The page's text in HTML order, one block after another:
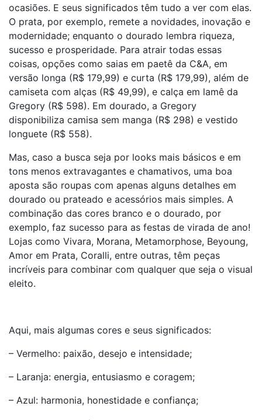
ocasiões. E seus significados têm tudo a ver com elas.
O prata, por exemplo, remete a novidades, inovação e
modernidade; enquanto o dourado lembra riqueza,
sucesso e prosperidade. Para atrair todas essas
coisas, opções como saias em paetê da C&A, em
versão longa (R$ 179,99) e curta (R$ 179,99), além de
camiseta com alças (R$ 49,99), e calça em lamê da
Gregory (R$ 598). Em dourado, a Gregory
disponibiliza camisa sem manga (R$ 298) e vestido
longuete (R$ 558).
Mas, caso a busca seja por looks mais básicos e em
tons menos extravagantes e chamativos, uma boa
aposta são roupas com apenas alguns detalhes em
dourado ou prateado e acessórios mais simples. A
combinação das cores branco e o dourado, por
exemplo, faz sucesso para as festas de virada de ano!
Lojas como Vivara, Morana, Metamorphose, Beyoung,
Amor em Prata, Coralli, entre outras, têm peças
incríveis para combinar com qualquer que seja o visual
eleito.
Aqui, mais algumas cores e seus significados:
– Vermelho: paixão, desejo e intensidade;
– Laranja: energia, entusiasmo e coragem;
– Azul: harmonia, honestidade e confiança;